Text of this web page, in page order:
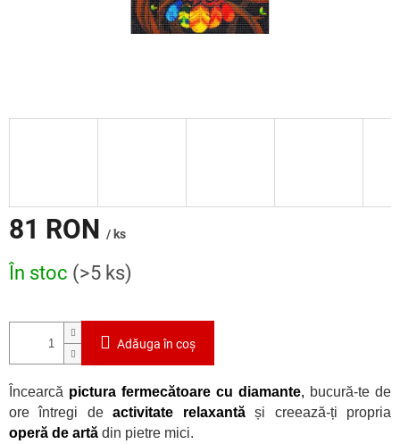
81 RON / ks
Evaluare
preţ:
În stoc (>5 ks)
Adăuga în coş
Încearcă pictura fermecătoare cu diamante, bucură-te de
oreîntregi deactivitate relaxantăși creează-ți propria
operă de artă din pietre mici.